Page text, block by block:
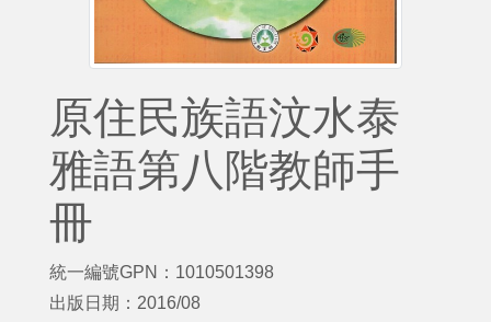
原住民族語汶水泰
雅語第八階教師手
冊
統一編號GPN：1010501398
出版日期：2016/08